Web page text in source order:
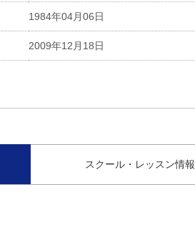
1984年04月06日
2009年12月18日
スクール・レッスン情報